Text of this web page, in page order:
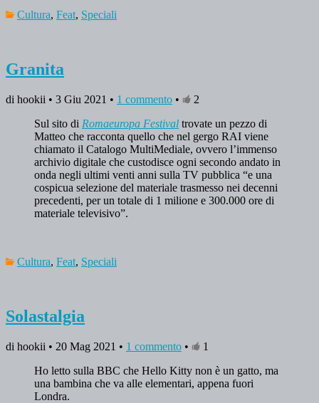
Cultura, Feat, Speciali
Granita
di hookii • 3 Giu 2021 • 1 commento •
2
Sul sito di Romaeuropa Festival trovate un pezzo di
Matteo che racconta quello che nel gergo RAI viene
chiamato il Catalogo MultiMediale, ovvero l’immenso
archivio digitale che custodisce ogni secondo andato in
onda negli ultimi venti anni sulla TV pubblica “e una
cospicua selezione del materiale trasmesso nei decenni
precedenti, per un totale di 1 milione e 300.000 ore di
materiale televisivo”.
Cultura, Feat, Speciali
Solastalgia
di hookii • 20 Mag 2021 • 1 commento •
1
Ho letto sulla BBC che Hello Kitty non è un gatto, ma
una bambina che va alle elementari, appena fuori
Londra.